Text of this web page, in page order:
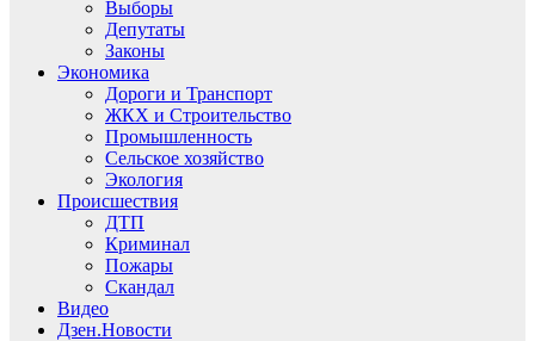
Выборы
Депутаты
Законы
Экономика
Дороги и Транспорт
ЖКХ и Строительство
Промышленность
Сельское хозяйство
Экология
Происшествия
ДТП
Криминал
Пожары
Скандал
Видео
Дзен.Новости